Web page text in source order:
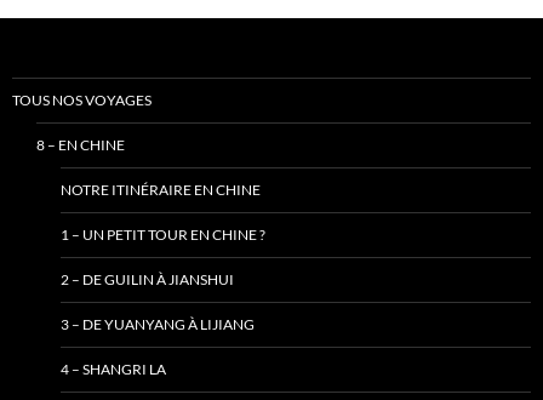
TOUS NOS VOYAGES
8 – EN CHINE
NOTRE ITINÉRAIRE EN CHINE
1 – UN PETIT TOUR EN CHINE ?
2 – DE GUILIN À JIANSHUI
3 – DE YUANYANG À LIJIANG
4 – SHANGRI LA